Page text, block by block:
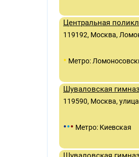
Центральная
119192, Москва,
• Метро:
Шуваловская
119590, Москва,
••• Метро: Киевская